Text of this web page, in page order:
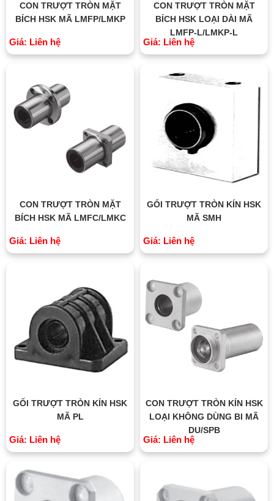
CON TRƯỢT TRÒN MẶT
BÍCH HSK MÃ LMFP/LMKP
Giá: Liên hệ
CON TRƯỢT TRÒN MẶT
BÍCH HSK LOẠI DÀI MÃ
LMFP-L/LMKP-L
Giá: Liên hệ
CON TRƯỢT TRÒN MẶT
BÍCH HSK MÃ LMFC/LMKC
Giá: Liên hệ
GỐI TRƯỢT TRÒN KÍN HSK
MÃ SMH
Giá: Liên hệ
GỐI TRƯỢT TRÒN KÍN HSK
MÃ PL
Giá: Liên hệ
CON TRƯỢT TRÒN KÍN HSK
LOẠI KHÔNG DÙNG BI MÃ
DU/SPB
Giá: Liên hệ